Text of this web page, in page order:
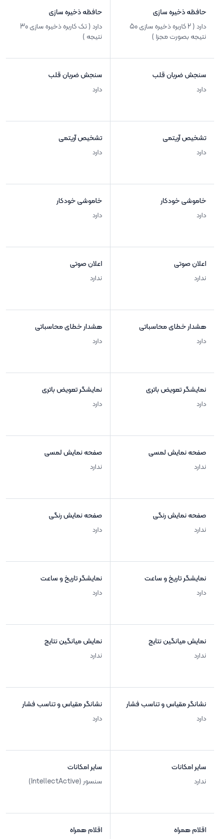
حافظه ذخیره سازی
دارد ( 2 کاربره ذخیره سازی 50
نتیجه بصورت مجزا )
سنجش ضربان قلب
دارد
تشخیص آریتمی
دارد
خاموشی خودکار
دارد
اعلان صوتی
ندارد
هشدار خطای محاسباتی
دارد
نمایشگر تعویض باتری
دارد
صفحه نمایش لمسی
ندارد
صفحه نمایش رنگی
ندارد
نمایشگر تاریخ و ساعت
دارد
نمایش میانگین نتایج
ندارد
نشانگر مقیاس و تناسب فشار
دارد
سایر امکانات
ندارد
اقلام همراه
حافظه ذخیره سازی
دارد ( تک کاربره ذخیره سازی 30
نتیجه )
سنجش ضربان قلب
دارد
تشخیص آریتمی
دارد
خاموشی خودکار
دارد
اعلان صوتی
ندارد
هشدار خطای محاسباتی
دارد
نمایشگر تعویض باتری
دارد
صفحه نمایش لمسی
ندارد
صفحه نمایش رنگی
دارد
نمایشگر تاریخ و ساعت
دارد
نمایش میانگین نتایج
ندارد
نشانگر مقیاس و تناسب فشار
دارد
سایر امکانات
سنسور (IntellectActive)
اقلام همراه